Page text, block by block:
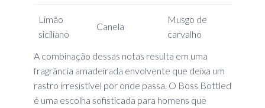
Limão
siciliano
Canela
Musgo de
carvalho
A combinação dessas notas resulta em uma
fragrância amadeirada envolvente que deixa um
rastro irresistível por onde passa. O Boss Bottled
é uma escolha sofisticada para homens que